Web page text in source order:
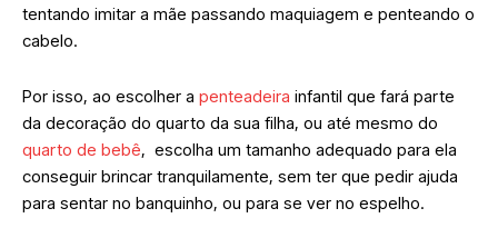
tentando imitar a mãe passando maquiagem e penteando o
cabelo.
Por isso, ao escolher a penteadeira infantil que fará parte
da decoração do quarto da sua filha, ou até mesmo do
quarto de bebê, escolha um tamanho adequado para ela
conseguir brincar tranquilamente, sem ter que pedir ajuda
para sentar no banquinho, ou para se ver no espelho.